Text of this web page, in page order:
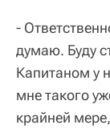
-
думаю. Буду
Капитаном у
мне такого
крайней